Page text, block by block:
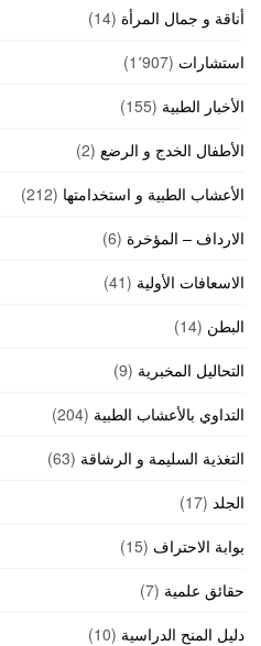
أناقة و جمال المرأة (14)
استشارات (1٬907)
الأخبار الطبية (155)
الأطفال الخدج و الرضع (2)
الأعشاب الطبية و استخدامتها (212)
الارداف – المؤخرة (6)
الاسعافات الأولية (41)
البطن (14)
التحاليل المخبرية (9)
التداوي بالأعشاب الطبية (204)
التغذية السليمة و الرشاقة (63)
الجلد (17)
بوابة الاحتراف (15)
حقائق علمية (7)
دليل المنح الدراسية (10)